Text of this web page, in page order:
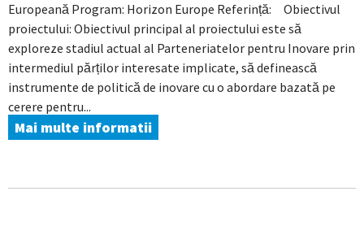
Europeană Program: Horizon Europe Referință: Obiectivul
proiectului: Obiectivul principal al proiectului este să
exploreze stadiul actual al Parteneriatelor pentru Inovare prin
intermediul părților interesate implicate, să definească
instrumente de politică de inovare cu o abordare bazată pe
cerere pentru...
Mai multe informatii